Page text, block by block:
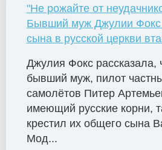
"Не рожайте от
Бывший муж Джулии Фокс
сына в русской церкви
Джулия Фокс рассказала,
бывший муж, пилот
самолётов Питер
имеющий русские корни,
крестил их общего сына
Мод...